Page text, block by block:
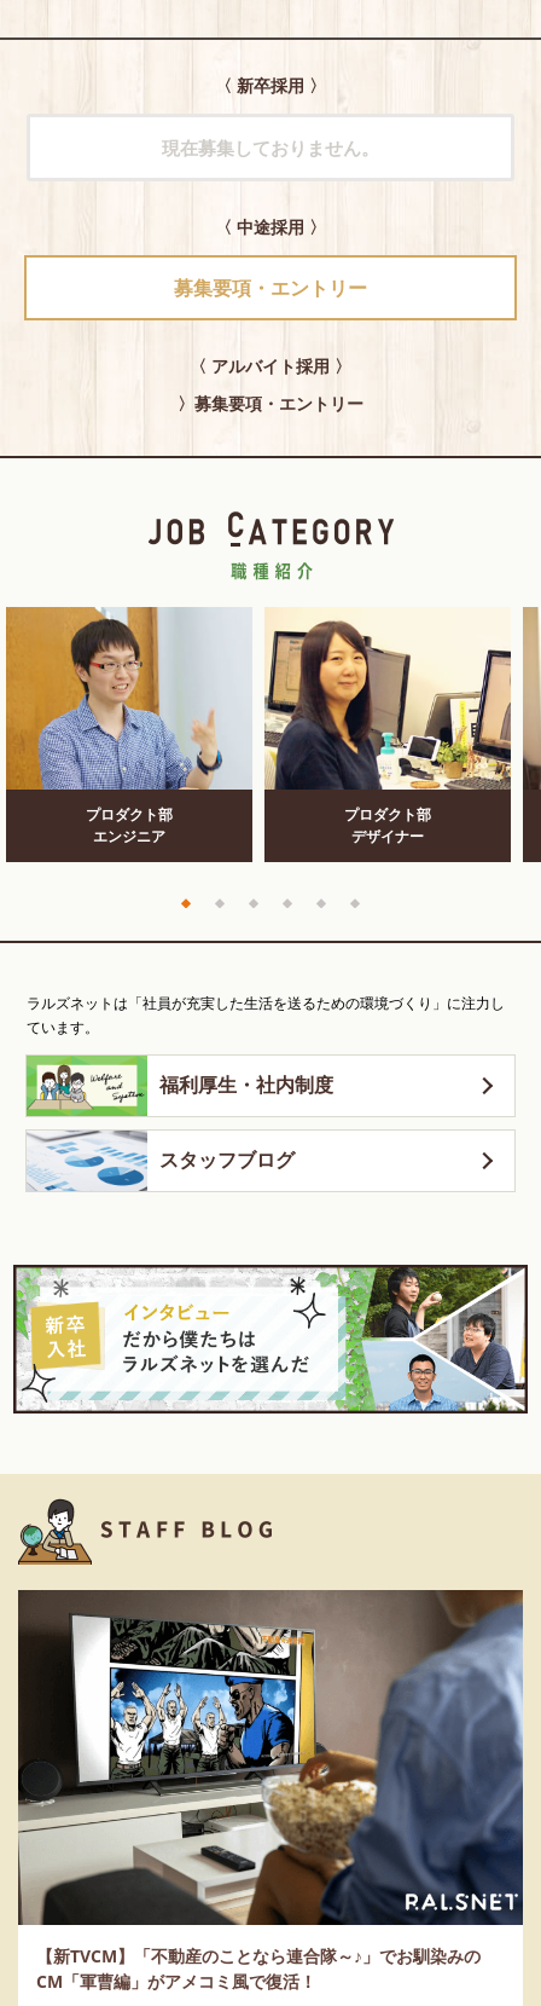
〈 新卒採用 〉
現在募集しておりません。
〈 中途採用 〉
募集要項・エントリー
〈 アルバイト採用 〉
〉 募集要項・エントリー
プロダクト部
エンジニア
プロダクト部
デザイナー
ラルズネットは「社員が充実した生活を送るための環境づくり」に注力し
ています。
福利厚生・社内制度
スタッフブログ
【新TVCM】「不動産のことなら連合隊～♪」でお馴染みの
CM「軍曹編」がアメコミ風で復活！